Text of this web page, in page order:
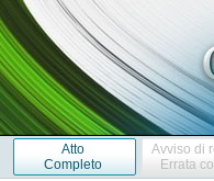
Atto
Completo
Avviso di
Errata